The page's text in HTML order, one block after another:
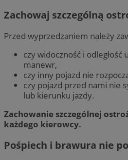
Zachowaj szczególną
Przed wyprzedzaniem należy
czy widoczność i
manewr,
czy inny pojazd nie
czy pojazd przed nami nie
lub kierunku jazdy.
Zachowanie szczególnej
każdego kierowcy.
Pośpiech i brawura nie